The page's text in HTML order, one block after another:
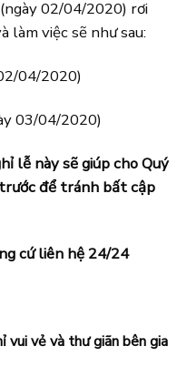
02/04/2020) rơi
làm việc sẽ như sau:
04/2020)
03/04/2020)
lễ này sẽ giúp cho Quý
để tránh bất cập
cứ liên hệ 24/24
vui vẻ và thư giãn bên gia